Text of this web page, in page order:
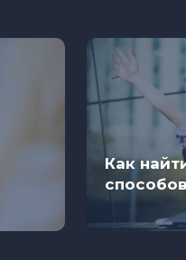
Как